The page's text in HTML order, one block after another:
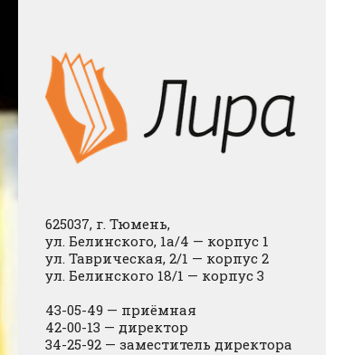
625037, г. Тюмень,
ул. Белинского, 1а/4 — корпус 1
ул. Таврическая, 2/1 — корпус 2
ул. Белинского 18/1 — корпус 3
43-05-49 — приёмная
42-00-13 — директор
34-25-92 — заместитель директора